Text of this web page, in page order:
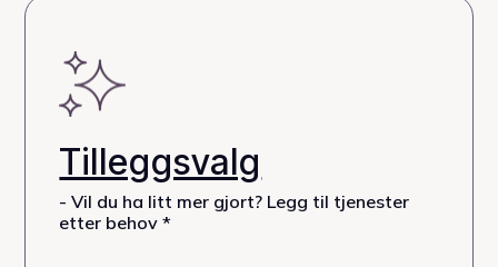
Tilleggsvalg
- Vil du ha litt mer gjort? Legg til tjenester
etter behov *